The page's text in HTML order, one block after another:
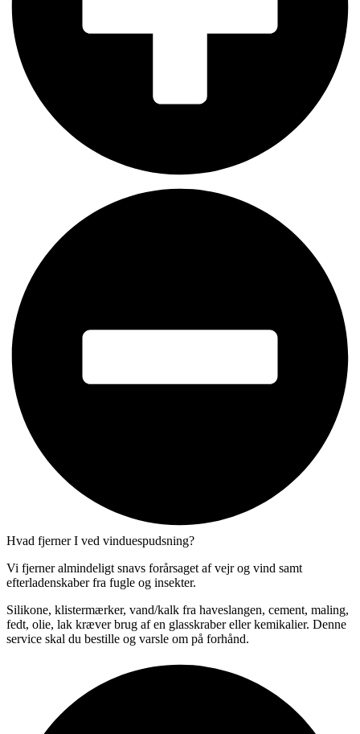
Hvad fjerner I ved vinduespudsning?
Vi fjerner almindeligt snavs forårsaget af vejr og vind samt
efterladenskaber fra fugle og insekter.
Silikone, klistermærker, vand/kalk fra haveslangen, cement, maling,
fedt, olie, lak kræver brug af en glasskraber eller kemikalier. Denne
service skal du bestille og varsle om på forhånd.